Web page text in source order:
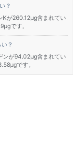
？
Kが260.12μg含まれてい
です。
？
ンが94.02μg含まれてい
です。